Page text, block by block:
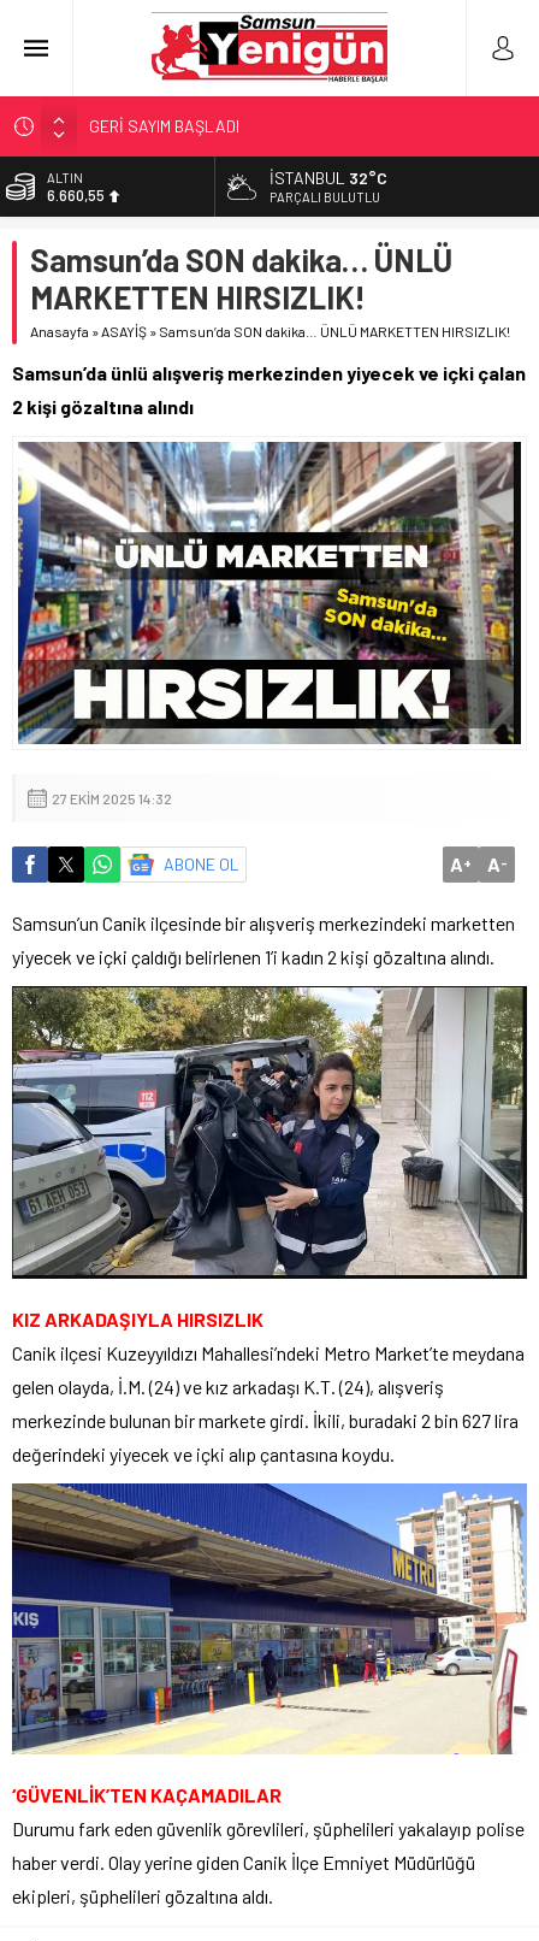
GERİ SAYIM BAŞLADI
SAMSUNSPOR’DA HEDEF 5’İNCİLİK!
‘BAFRA’YA YATIRIM YAPIN!’
YÖNETİCİ SEÇERKEN YAPILAN EN BÜYÜK HATALAR
ALTIN
6.660,55
13.779,39
DOLAR
47,7111
55,1881
İSTANBUL 32°C
PARÇALI BULUTLU
Samsun’da SON dakika… ÜNLÜ
MARKETTEN HIRSIZLIK!
Anasayfa »ASAYİŞ » Samsun’da SON dakika… ÜNLÜ MARKETTEN HIRSIZLIK!
Samsun’da ünlü alışveriş merkezinden yiyecek ve içki çalan
2 kişi gözaltına alındı
27 EKIM 2025 14:32
ABONE OL A+ A-
Samsun’un Canik ilçesinde bir alışveriş merkezindeki marketten
yiyecek ve içki çaldığı belirlenen 1’i kadın 2 kişi gözaltına alındı.
KIZ ARKADAŞIYLA HIRSIZLIK
Canik ilçesi Kuzeyyıldızı Mahallesi’ndeki Metro Market’te meydana
gelen olayda, İ.M. (24) ve kız arkadaşı K.T. (24), alışveriş
merkezinde bulunan bir markete girdi. İkili, buradaki 2 bin 627 lira
değerindeki yiyecek ve içki alıp çantasına koydu.
‘GÜVENLİK’TEN KAÇAMADILAR
Durumu fark eden güvenlik görevlileri, şüphelileri yakalayıp polise
haber verdi. Olay yerine giden Canik İlçe Emniyet Müdürlüğü
ekipleri, şüphelileri gözaltına aldı.